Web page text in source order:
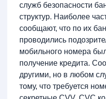
служб безопасности
структур. Наиболее
сообщают, что по их
проводились
мобильного номера
получение кредита.
другими, но в любом
тому, что требуется